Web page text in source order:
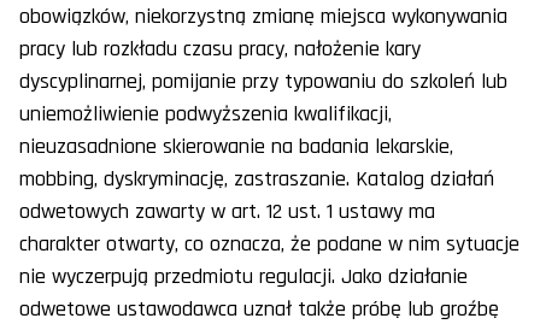
obowiązków, niekorzystną zmianę miejsca wykonywania
pracy lub rozkładu czasu pracy, nałożenie kary
dyscyplinarnej, pomijanie przy typowaniu do szkoleń lub
uniemożliwienie podwyższenia kwalifikacji,
nieuzasadnione skierowanie na badania lekarskie,
mobbing, dyskryminację, zastraszanie. Katalog działań
odwetowych zawarty w art. 12 ust. 1 ustawy ma
charakter otwarty, co oznacza, że podane w nim sytuacje
nie wyczerpują przedmiotu regulacji. Jako działanie
odwetowe ustawodawca uznał także próbę lub groźbę